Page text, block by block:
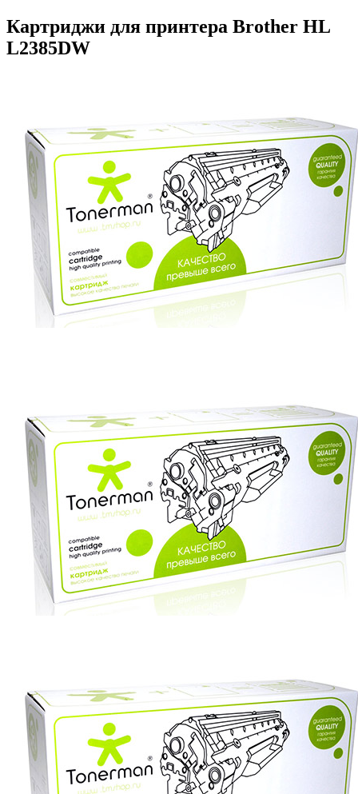
Картриджи для принтера Brother HL
L2385DW